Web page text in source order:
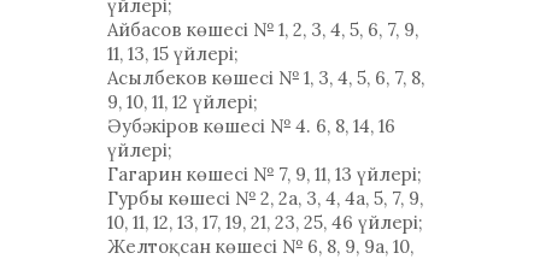
үйлері;
Айбасов көшесі № 1, 2, 3, 4, 5, 6, 7, 9,
11, 13, 15 үйлері;
Асылбеков көшесі № 1, 3, 4, 5, 6, 7, 8,
9, 10, 11, 12 үйлері;
Әубәкіров көшесі № 4. 6, 8, 14, 16
үйлері;
Гагарин көшесі № 7, 9, 11, 13 үйлері;
Гурбы көшесі № 2, 2а, 3, 4, 4а, 5, 7, 9,
10, 11, 12, 13, 17, 19, 21, 23, 25, 46 үйлері;
Желтоқсан көшесі № 6, 8, 9, 9а, 10,